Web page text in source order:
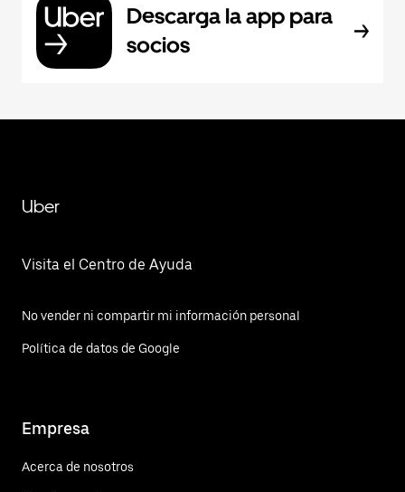
Descarga la app para
socios
Uber
Visita el Centro de Ayuda
No vender ni compartir mi información personal
Política de datos de Google
Empresa
Acerca de nosotros